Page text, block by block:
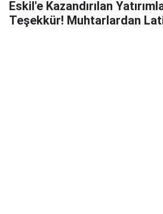
Eskil'e Kazandırılan
Teşekkür! Muhtarlardan